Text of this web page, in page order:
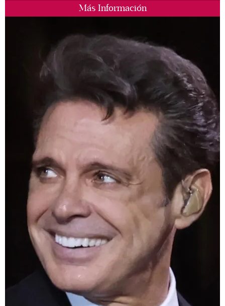
Más Información